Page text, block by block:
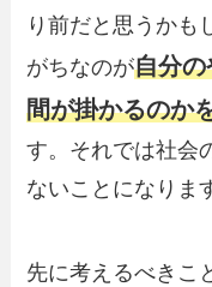
り前だと思うかも
がちなのが自分
間が掛かるのか
す。それでは社会
ないことになりま
先に考えるべきこ